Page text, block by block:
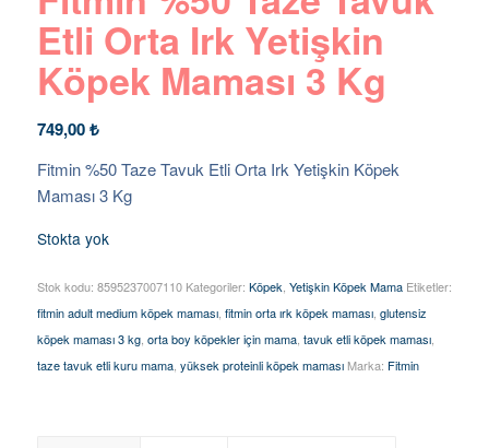
Etli Orta Irk Yetişkin
Köpek Maması 3 Kg
749,00₺
Fitmin %50 Taze Tavuk Etli Orta Irk Yetişkin Köpek
Maması 3 Kg
Stokta yok
Stok kodu: 8595237007110 Kategoriler: Köpek Yetişkin Köpek Mama Etiketler:
fitmin adult medium köpek maması, fitmin orta ırk köpek maması, glutensiz
köpek maması 3 kg, orta boy köpekler için mama, tavuk etli köpek maması,
taze tavuk etli kuru mama, yüksek proteinli köpek maması Marka: Fitmin